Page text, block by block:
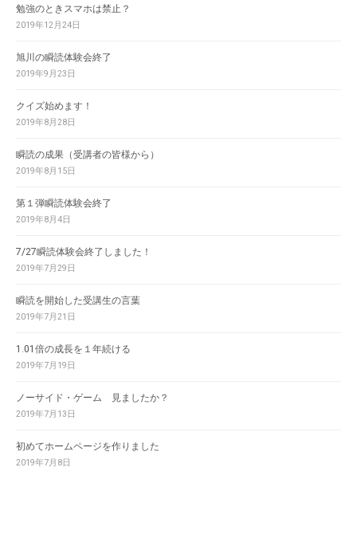
勉強のときスマホは禁止？
2019年12月24日
旭川の瞬読体験会終了
2019年9月23日
クイズ始めます！
2019年8月28日
瞬読の成果（受講者の皆様から）
2019年8月15日
第１弾瞬読体験会終了
2019年8月4日
7/27瞬読体験会終了しました！
2019年7月29日
瞬読を開始した受講生の言葉
2019年7月21日
1.01倍の成長を１年続ける
2019年7月19日
ノーサイド・ゲーム 見ましたか？
2019年7月13日
初めてホームページを作りました
2019年7月8日